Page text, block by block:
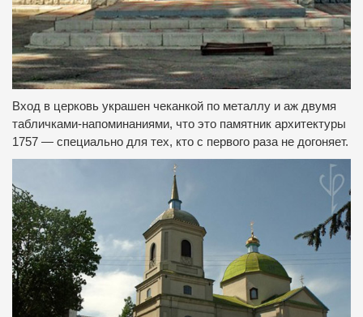
Вход в церковь украшен чеканкой по металлу и аж двумя
табличками-напоминаниями, что это памятник архитектуры
1757 — специально для тех, кто с первого раза не догоняет.